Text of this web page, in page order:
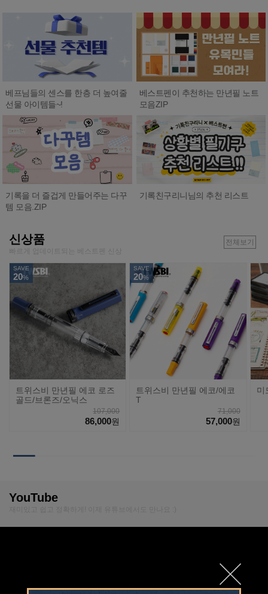
베프님들의 센스를 한층 더 높여줄
선물 아이템들~!
베스트펜이 추천하는 만년필 노트
모음ZIP
기록을 더 즐겁게 만들어주는 다꾸
템 모음.ZIP
기록친구리니님의 추천 리스트
신상품
빠르게 업데이트되는 베스트펜 신상
전체보기
SAVE
20%
트위스비 만년필 에코 로즈
골드/브론즈/오닉스
107,000
86,000원
SAVE
20%
트위스비 만년필 에코/에코
T
71,000
57,000원
미
YouTube